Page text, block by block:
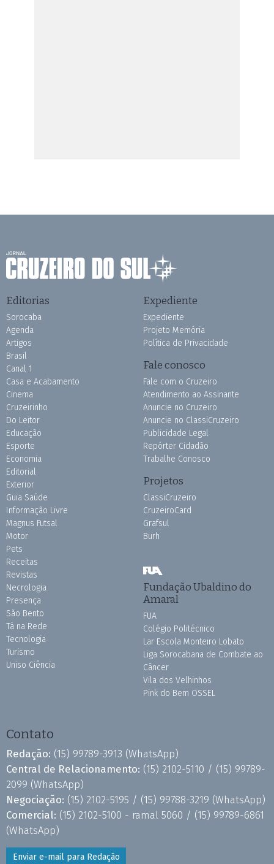
Editorias
Sorocaba
Agenda
Artigos
Brasil
Canal 1
Casa e Acabamento
Cinema
Cruzeirinho
Do Leitor
Educação
Esporte
Economia
Editorial
Exterior
Guia Saúde
Informação Livre
Magnus Futsal
Motor
Pets
Receitas
Revistas
Necrologia
Presença
São Bento
Tá na Rede
Tecnologia
Turismo
Uniso Ciência
Expediente
Expediente
Projeto Memória
Política de Privacidade
Fale conosco
Fale com o Cruzeiro
Atendimento ao Assinante
Anuncie no Cruzeiro
Anuncie no ClassiCruzeiro
Publicidade Legal
Repórter Cidadão
Trabalhe Conosco
Projetos
ClassiCruzeiro
CruzeiroCard
Grafsul
Burh
Fundação Ubaldino do
Amaral
FUA
Colégio Politécnico
Lar Escola Monteiro Lobato
Liga Sorocabana de Combate ao
Câncer
Vila dos Velhinhos
Pink do Bem OSSEL
Contato
Redação: (15) 99789-3913 (WhatsApp)
Central de Relacionamento: (15) 2102-5110 / (15) 99789-
2099 (WhatsApp)
Negociação: (15) 2102-5195 / (15) 99788-3219 (WhatsApp)
Comercial: (15) 2102-5100 - ramal 5060 / (15) 99789-6861
(WhatsApp)
Enviar e-mail para Redação